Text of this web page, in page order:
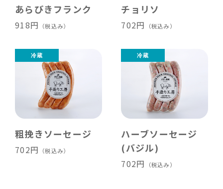
あらびきフランク
918円 （税込み）
チョリソ
702円 （税込み）
粗挽きソーセージ
702円 （税込み）
ハーブソーセージ
(バジル)
702円 （税込み）